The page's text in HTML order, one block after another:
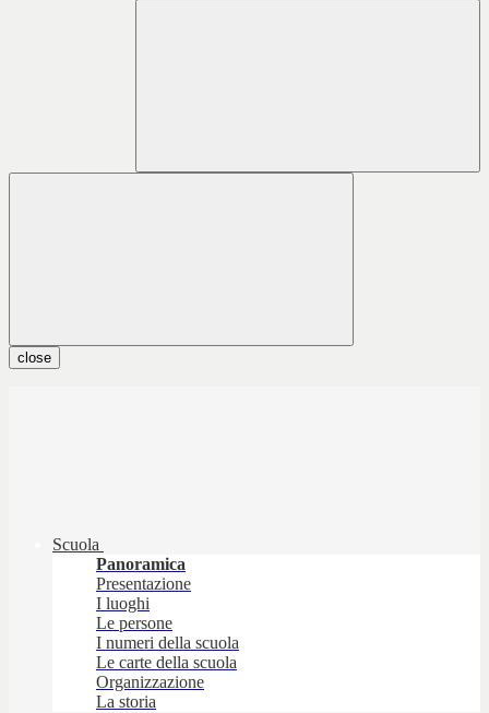
close
Scuola
Panoramica
Presentazione
I luoghi
Le persone
I numeri della scuola
Le carte della scuola
Organizzazione
La storia